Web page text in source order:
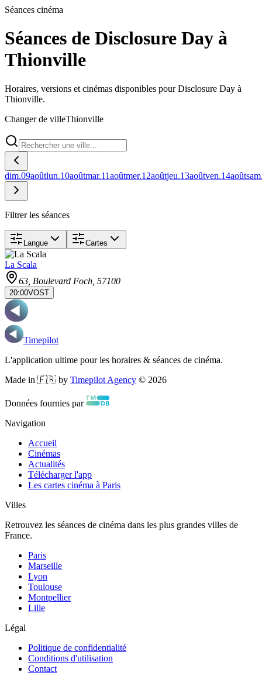
Séances cinéma
Séances de Disclosure Day à
Thionville
Horaires, versions et cinémas disponibles pour Disclosure Day à
Thionville.
Changer de villeThionville
dim.09aoûtlun.10aoûtmar.11aoûtmer.12aoûtjeu.13aoûtven.14août
Filtrer les séances
Langue Cartes
La Scala
63, Boulevard Foch , 57100
20:00VOST
Timepilot
L'application ultime pour les horaires & séances de cinéma.
Made in 🇫🇷 by Timepilot Agency © 2026
Données fournies par
Navigation
Accueil
Cinémas
Actualités
Télécharger l'app
Les cartes cinéma à Paris
Villes
Retrouvez les séances de cinéma dans les plus grandes villes de
France.
Paris
Marseille
Lyon
Toulouse
Montpellier
Lille
Légal
Politique de confidentialité
Conditions d'utilisation
Contact